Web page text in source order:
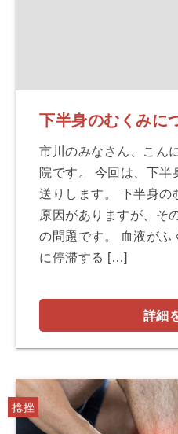
下半身のむくみに
市川のみなさん、こん
院です。 今回は、下半
送りします。 下半身の
原因がありますが、そ
の問題です。 血液がふ
に停滞する […]
詳細
捻挫